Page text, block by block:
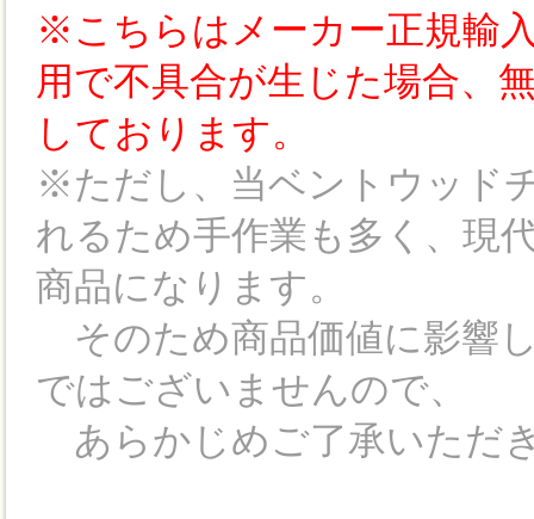
※こちらはメーカー正規輸
用で不具合が生じた場合、
しております。
※ただし、当ベントウッド
れるため手作業も多く、現
商品になります。
そのため商品価値に影響
ではございませんので、
あらかじめご了承いただ